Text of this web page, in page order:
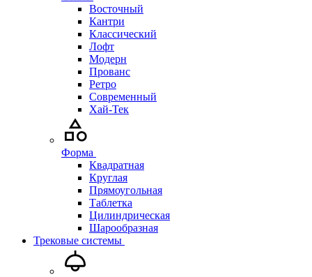
Восточный
Кантри
Классический
Лофт
Модерн
Прованс
Ретро
Современный
Хай-Тек
Форма
Квадратная
Круглая
Прямоугольная
Таблетка
Цилиндрическая
Шарообразная
Трековые системы